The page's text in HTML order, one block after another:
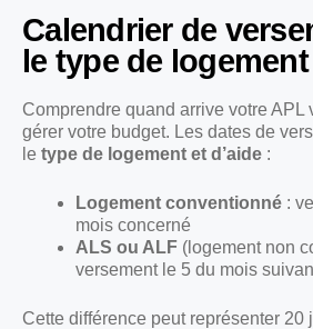
Calendrier de
le type de logement
Comprendre quand arrive votre APL
gérer votre budget. Les dates de
le type de logement et d’aide :
Logement conventionné :
mois concerné
ALS ou ALF (logement non
versement le 5 du mois
Cette différence peut représenter 20